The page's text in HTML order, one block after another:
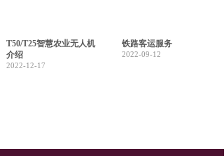
T50/T25智慧农业无人机
介绍
2022-12-17
铁路客运服务
2022-09-12